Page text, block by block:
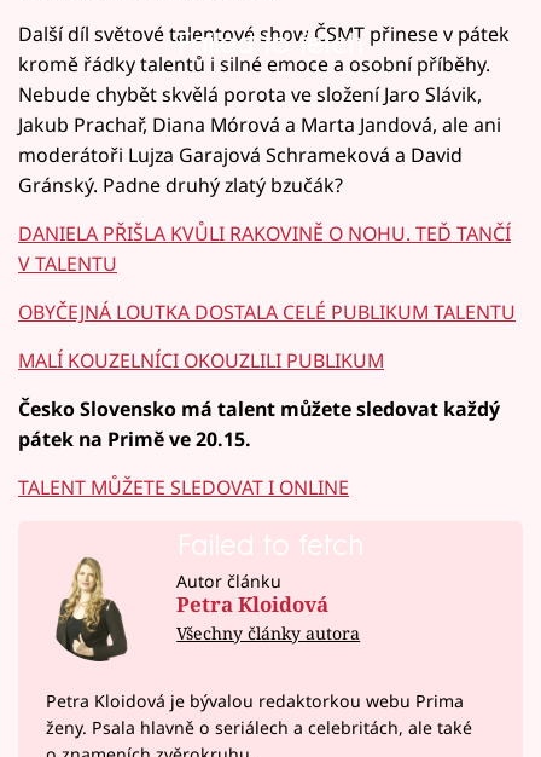
Failed to fetch
Další díl světové talentové show ČSMT přinese v pátek
kromě řádky talentů i silné emoce a osobní příběhy.
Nebude chybět skvělá porota ve složení Jaro Slávik,
Jakub Prachař, Diana Mórová a Marta Jandová, ale ani
moderátoři Lujza Garajová Schrameková a David
Gránský. Padne druhý zlatý bzučák?
DANIELA PŘIŠLA KVŮLI RAKOVINĚ O NOHU. TEĎ TANČÍ
V TALENTU
OBYČEJNÁ LOUTKA DOSTALA CELÉ PUBLIKUM TALENTU
MALÍ KOUZELNÍCI OKOUZLILI PUBLIKUM
Česko Slovensko má talent můžete sledovat každý
pátek na Primě ve 20.15.
TALENT MŮŽETE SLEDOVAT I ONLINE
Failed to fetch
Autor článku
Petra Kloidová
Všechny články autora
Petra Kloidová je bývalou redaktorkou webu Prima
ženy. Psala hlavně o seriálech a celebritách, ale také